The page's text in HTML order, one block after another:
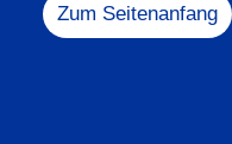
Zum Seitenanfang